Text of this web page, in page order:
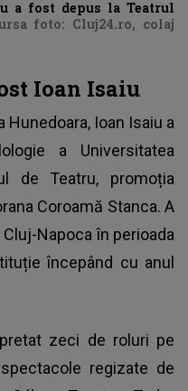
a fost depus la Teatrul
foto: Cluj24.ro, colaj
Ioan Isaiu
Hunedoara, Ioan Isaiu a
a Universitatea
de Teatru, promoția
Coroamă Stanca. A
Napoca în perioada
începând cu anul
zeci de roluri pe
regizate de